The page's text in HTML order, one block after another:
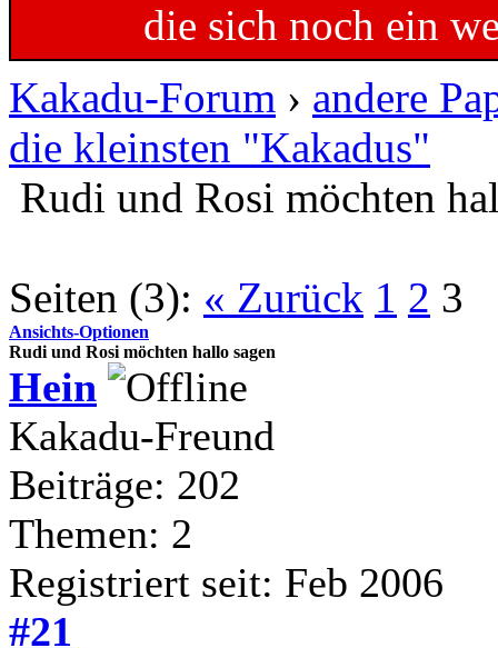
die sich noch ein
Kakadu-Forum › andere
die kleinsten "Kakadus"
Rudi und Rosi möchten
Seiten (3): « Zurück 1 2 3
Ansichts-Optionen
Rudi und Rosi möchten hallo sagen
Hein
Kakadu-Freund
Beiträge: 202
Themen: 2
Registriert seit: Feb 2006
#21